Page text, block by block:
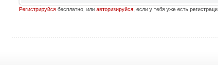
Регистрируйсябесплатно, или авторизируйся, если у тебя уже есть